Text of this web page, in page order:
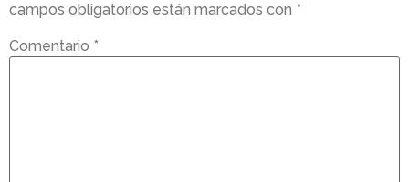
campos obligatorios están marcados con *
Comentario *